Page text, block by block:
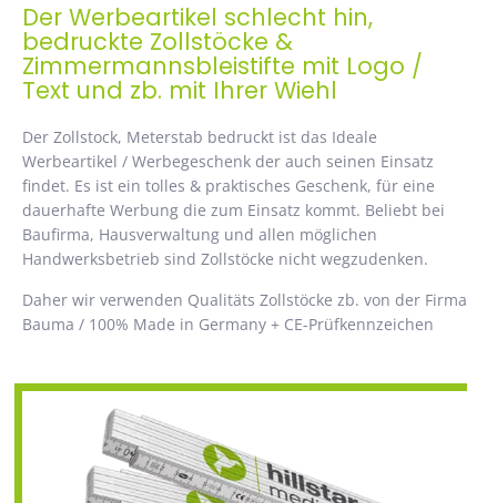
Der Werbeartikel schlecht hin,
bedruckte Zollstöcke &
Zimmermannsbleistifte mit Logo /
Text und zb. mit Ihrer Wiehl
Der Zollstock, Meterstab bedruckt ist das Ideale
Werbeartikel / Werbegeschenk der auch seinen Einsatz
findet. Es ist ein tolles & praktisches Geschenk, für eine
dauerhafte Werbung die zum Einsatz kommt. Beliebt bei
Baufirma, Hausverwaltung und allen möglichen
Handwerksbetrieb sind Zollstöcke nicht wegzudenken.
Daher wir verwenden Qualitäts Zollstöcke zb. von der Firma
Bauma / 100% Made in Germany + CE-Prüfkennzeichen